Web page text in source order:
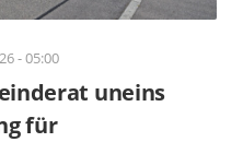
- 05:00
uneins
für